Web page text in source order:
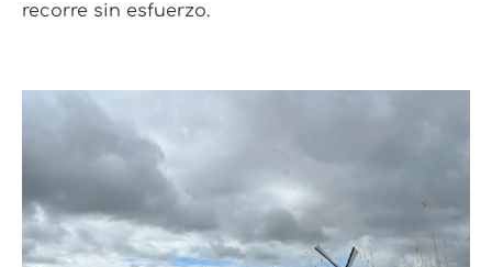
recorre sin esfuerzo.